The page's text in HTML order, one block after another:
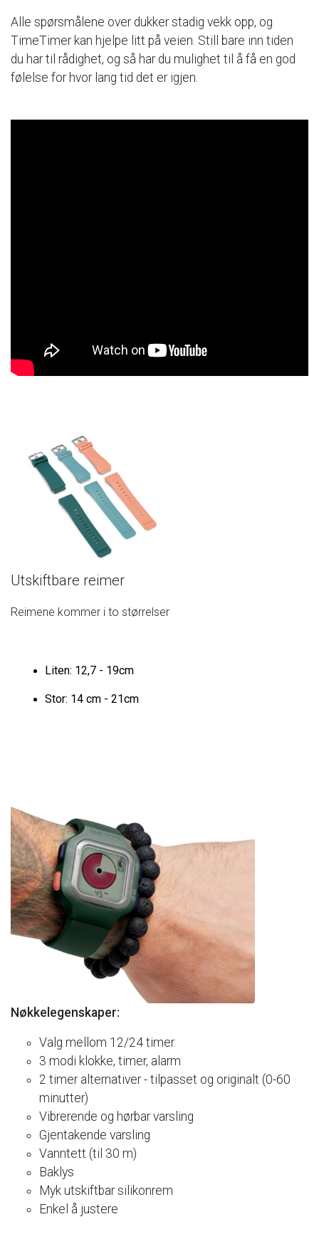
Alle spørsmålene over dukker stadig vekk opp, og
TimeTimer kan hjelpe litt på veien. Still bare inn tiden
du har til rådighet, og så har du mulighet til å få en god
følelse for hvor lang tid det er igjen.
Utskiftbare reimer
Reimene kommer i to størrelser
Liten: 12,7 - 19cm
Stor: 14 cm - 21cm
Nøkkelegenskaper:
Valg mellom 12/24 timer.
3 modi klokke, timer, alarm
2 timer alternativer - tilpasset og originalt (0-60
minutter)
Vibrerende og hørbar varsling
Gjentakende varsling
Vanntett (til 30 m)
Baklys
Myk utskiftbar silikonrem
Enkel å justere